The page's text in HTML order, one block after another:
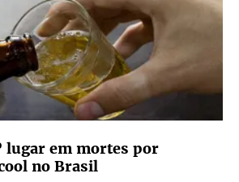
lugar em mortes por
no Brasil